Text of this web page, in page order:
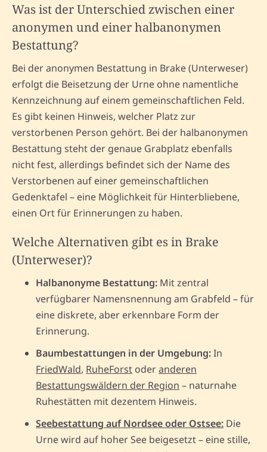
Was ist der Unterschied zwischen einer
anonymen und einer halbanonymen
Bestattung?
Bei der anonymen Bestattung in Brake (Unterweser)
erfolgt die Beisetzung der Urne ohne namentliche
Kennzeichnung auf einem gemeinschaftlichen Feld.
Es gibt keinen Hinweis, welcher Platz zur
verstorbenen Person gehört. Bei der halbanonymen
Bestattung steht der genaue Grabplatz ebenfalls
nicht fest, allerdings befindet sich der Name des
Verstorbenen auf einer gemeinschaftlichen
Gedenktafel – eine Möglichkeit für Hinterbliebene,
einen Ort für Erinnerungen zu haben.
Welche Alternativen gibt es in Brake
(Unterweser)?
Halbanonyme Bestattung: Mit zentral
verfügbarer Namensnennung am Grabfeld – für
eine diskrete, aber erkennbare Form der
Erinnerung.
Baumbestattungen in der Umgebung:In
FriedWald, RuheForst oderanderen
Bestattungswäldern der Region – naturnahe
Ruhestätten mit dezentem Hinweis.
Seebestattung auf Nordsee oder Ostsee: Die
Urne wird auf hoher See beigesetzt – eine stille,